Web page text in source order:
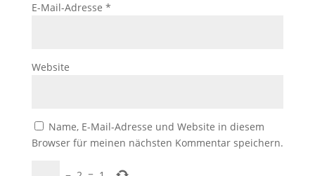
E-Mail-Adresse *
Website
Name, E-Mail-Adresse und Website in diesem
Browser für meinen nächsten Kommentar speichern.